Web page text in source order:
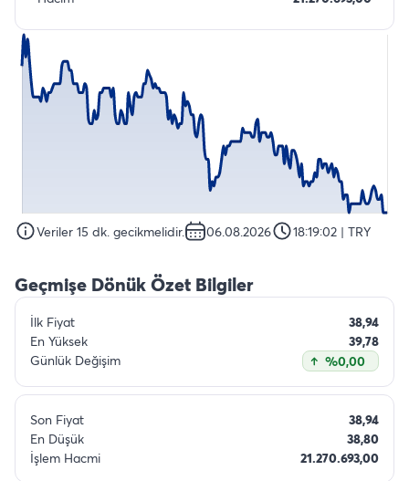
Veriler 15 dk. gecikmelidir. 06.08.2026 18:19:02 | TRY
Geçmişe Dönük Özet Bilgiler
İlk Fiyat
38,94
En Yüksek
39,78
Günlük Değişim
%0,00
Son Fiyat
38,94
En Düşük
38,80
İşlem Hacmi
21.270.693,00